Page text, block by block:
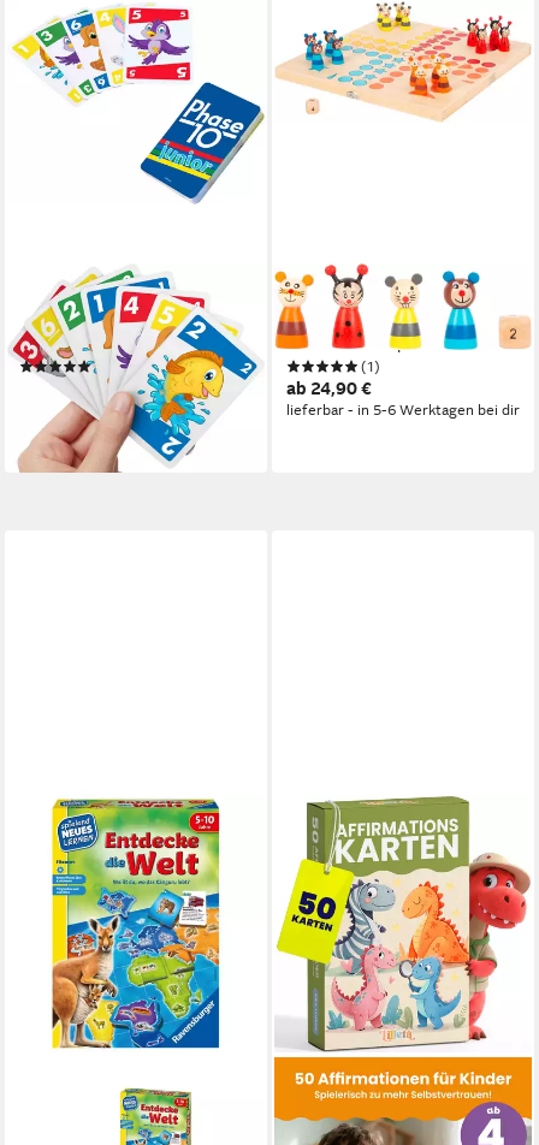
MATTEL GAMES
Spiel Phase 10, Junior,
Kartenspiel
(5)
ab 8,71 € UVP12,99 €
-33%
lieferbar - in 1-2 Werktagen bei dir
SMALL FOOT
Spiel Ludo, Tiere,
Gesellschaftsspiel
(1)
ab 24,90 €
lieferbar - in 5-6 Werktagen bei dir